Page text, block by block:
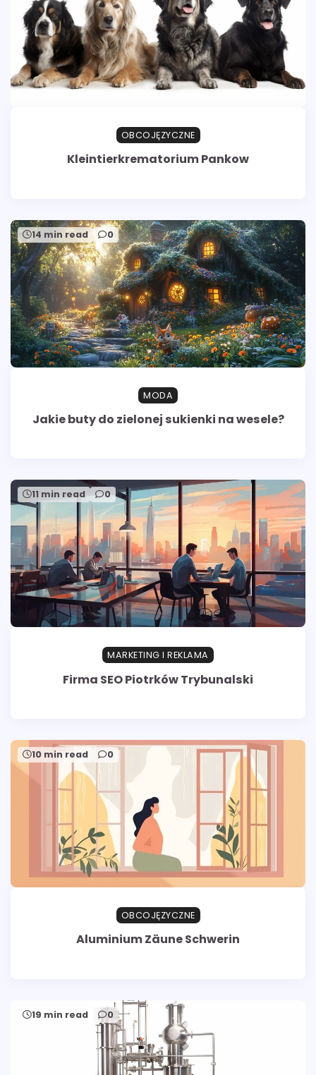
OBCOJĘZYCZNE
Kleintierkrematorium Pankow
14 min read 0
MODA
Jakie buty do zielonej sukienki na wesele?
11 min read 0
MARKETING I REKLAMA
Firma SEO Piotrków Trybunalski
10 min read 0
OBCOJĘZYCZNE
Aluminium Zäune Schwerin
19 min read 0